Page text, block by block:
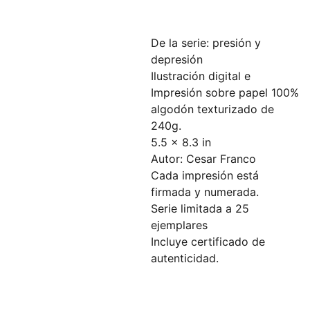
De la serie: presión y
depresión
Ilustración digital e
Impresión sobre papel 100%
algodón texturizado de
240g.
5.5 x 8.3 in
Autor: Cesar Franco
Cada impresión está
firmada y numerada.
Serie limitada a 25
ejemplares
Incluye certificado de
autenticidad.